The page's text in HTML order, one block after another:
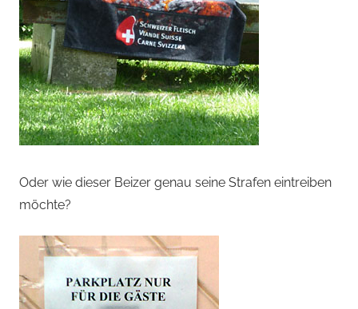
Oder wie dieser Beizer genau seine Strafen eintreiben
möchte?